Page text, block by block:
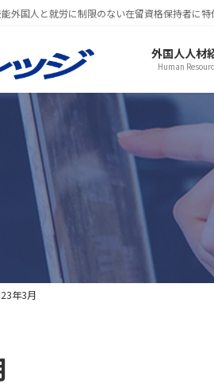
外国人と就労に制限のない在留資格保持者に
外国人人材
Human
年3月